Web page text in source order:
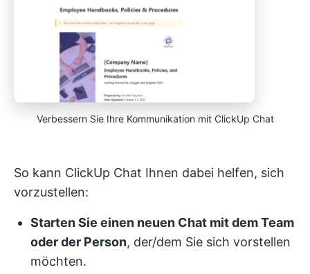
Verbessern Sie Ihre Kommunikation mit ClickUp Chat
So kann ClickUp Chat Ihnen dabei helfen, sich
vorzustellen:
Starten Sie einen neuen Chat mit dem Team
oder der Person, der/dem Sie sich vorstellen
möchten.